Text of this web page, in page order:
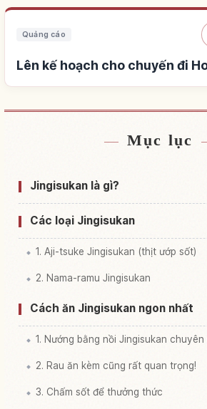
Quảng cáo
Lên kế hoạch cho chuyến đi
Tìm chỗ ở gần
Tìm trải nghiệm tại
Mục lục
Jingisukan là gì?
Các loại Jingisukan
1. Aji-tsuke Jingisukan (thịt ướp sốt)
2. Nama-ramu Jingisukan
Cách ăn Jingisukan ngon nhất
1. Nướng bằng nồi Jingisukan chuyên
2. Rau ăn kèm cũng rất quan trọng!
3. Chấm sốt để thưởng thức